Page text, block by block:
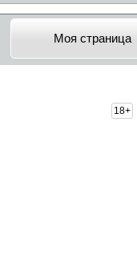
Моя страница
18+